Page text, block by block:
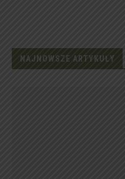
NAJNOWSZE ARTYKUŁY